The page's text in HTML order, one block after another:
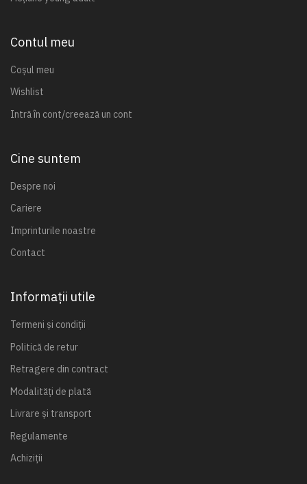
Contul meu
Coșul meu
Wishlist
Intră în cont/creează un cont
Cine suntem
Despre noi
Cariere
Imprinturile noastre
Contact
Informații utile
Termeni și condiții
Politică de retur
Retragere din contract
Modalități de plată
Livrare și transport
Regulamente
Achiziții